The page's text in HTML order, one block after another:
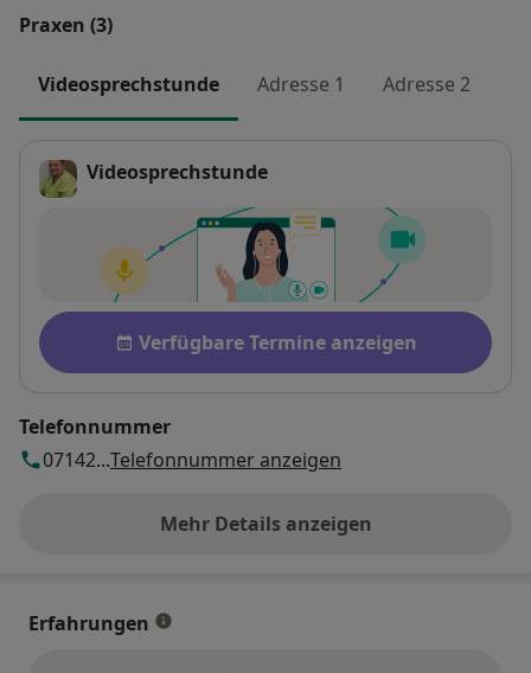
Praxen (3)
Videosprechstunde Adresse 1 Adresse 2
Videosprechstunde
Verfügbarkeit
Verfügbare Termine anzeigen
Telefonnummer
07142...Telefonnummer anzeigen
Mehr Details anzeigen
über die Adresse
Erfahrungen